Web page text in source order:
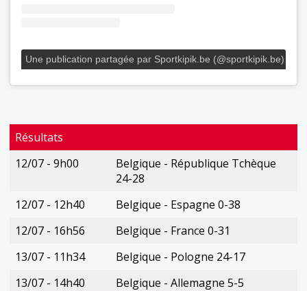
Une publication partagée par Sportkipik.be (@sportkipik.be)
Résultats
12/07 - 9h00
Belgique - République Tchèque
24-28
12/07 - 12h40
Belgique - Espagne 0-38
12/07 - 16h56
Belgique - France 0-31
13/07 - 11h34
Belgique - Pologne 24-17
13/07 - 14h40
Belgique - Allemagne 5-5